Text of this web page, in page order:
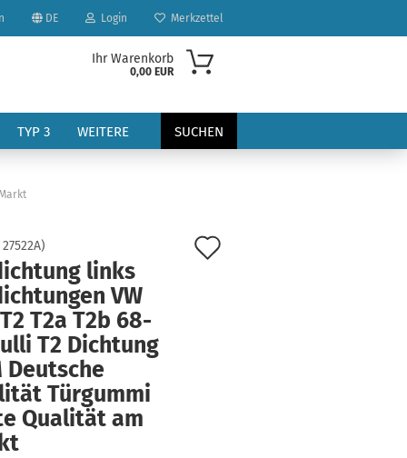
DE Login Merkzettel
Ihr Warenkorb
0,00 EUR
TYP 3 SUCHEN
WEITERE
27522A)
links
VW
T2a T2b 68-
T2 Dichtung
Deutsche
Türgummi
Qualität am